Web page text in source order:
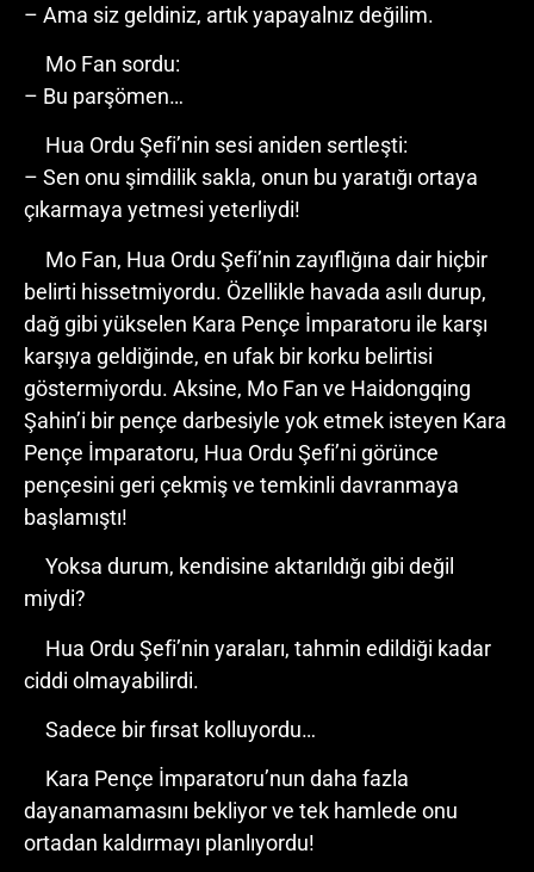
– Ama siz geldiniz, artık yapayalnız değilim.
Mo Fan sordu:
– Bu parşömen…
Hua Ordu Şefi’nin sesi aniden sertleşti:
– Sen onu şimdilik sakla, onun bu yaratığı ortaya
çıkarmaya yetmesi yeterliydi!
Mo Fan, Hua Ordu Şefi’nin zayıflığına dair hiçbir
belirti hissetmiyordu. Özellikle havada asılı durup,
dağ gibi yükselen Kara Pençe İmparatoru ile karşı
karşıya geldiğinde, en ufak bir korku belirtisi
göstermiyordu. Aksine, Mo Fan ve Haidongqing
Şahin’i bir pençe darbesiyle yok etmek isteyen Kara
Pençe İmparatoru, Hua Ordu Şefi’ni görünce
pençesini geri çekmiş ve temkinli davranmaya
başlamıştı!
Yoksa durum, kendisine aktarıldığı gibi değil
miydi?
Hua Ordu Şefi’nin yaraları, tahmin edildiği kadar
ciddi olmayabilirdi.
Sadece bir fırsat kolluyordu…
Kara Pençe İmparatoru’nun daha fazla
dayanamamasını bekliyor ve tek hamlede onu
ortadan kaldırmayı planlıyordu!